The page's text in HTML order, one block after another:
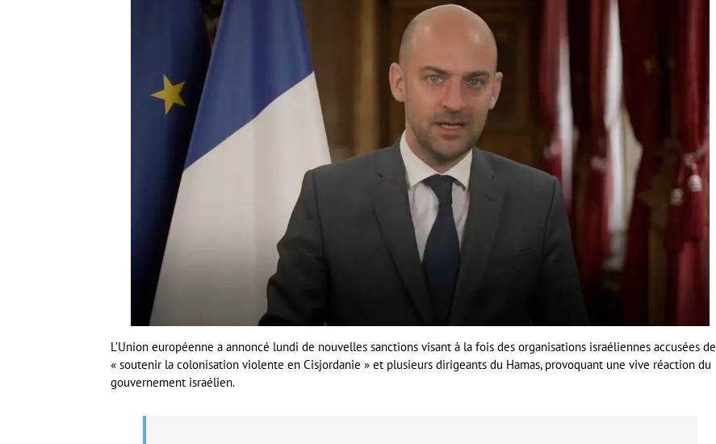
L’Union européenne a annoncé lundi de nouvelles sanctions visant à la fois des organisations israéliennes accusées de
« soutenir la colonisation violente en Cisjordanie » et plusieurs dirigeants du Hamas, provoquant une vive réaction du
gouvernement israélien.